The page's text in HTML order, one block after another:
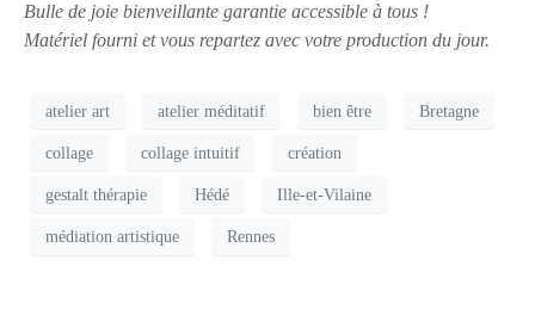
Bulle de joie bienveillante garantie accessible à tous !
Matériel fourni et vous repartez avec votre production du jour.
atelier art atelier méditatif bien être Bretagne
collage collage intuitif création
gestalt thérapie Hédé Ille-et-Vilaine
médiation artistique Rennes